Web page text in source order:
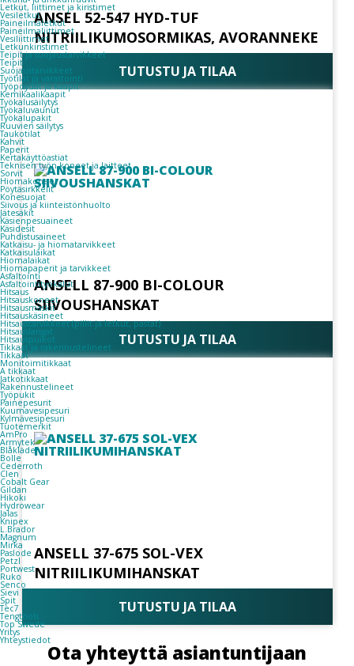
Letkut, liittimet ja kiristimet
Vesiletkut
Paineilmaletkut
Paineilmaliittimet
Vesiliittimet
Letkunkiristimet
Teipit ja suojaustarvikkeet
Teipit
Suojaustarvikkeet
Työtilat ja varastointi
Työpöydät ja kaapit
Kemikaalikaapit
Työkalusäilytys
Työkaluvaunut
Työkalupakit
Ruuvien säilytys
Taukotilat
Kahvit
Paperit
Kertakäyttöastiat
Teknisen työn koneet ja laitteet
Sorvit
Hiomakoneet
Pöytäsirkkelit
Konesuojat
Siivous ja kiinteistönhuolto
Jätesäkit
Käsienpesuaineet
Käsidesit
Puhdistusaineet
Katkaisu- ja hiomatarvikkeet
Katkaisulaikat
Hiomalaikat
Hiomapaperit ja tarvikkeet
Asfaltointi
Asfaltointityökalut
Hitsaus
Hitsauskoneet
Hitsausmaskit
Hitsauskäsineet
Hitsaustarvikkeet (pillit ja letkut, pastat)
Hitsauslangat
Hitsauspuikot
Tikkaat ja rakennustelineet
Tikkaat
Monitoimitikkaat
A tikkaat
Jatkotikkaat
Rakennustelineet
Työpukit
Painepesurit
Kuumavesipesuri
Kylmävesipesuri
Tuotemerkit
AmPro
Armytek
Blåkläder
Bolle
Cederroth
Clen
Cobalt Gear
Gildan
Hikoki
Hydrowear
Jalas
Knipex
L.Brador
Magnum
Mirka
Paslode
Petzl
Portwest
Ruko
Senco
Sievi
Spit
Tec7
Tengtools
Top Swede
Yritys
Yhteystiedot
ANSEL 52-547 HYD-TUF
NITRIILIKUMOSORMIKAS, AVORANNEKE
TUTUSTU JA TILAA
ANSELL 87-900 BI-COLOUR
SIIVOUSHANSKAT
TUTUSTU JA TILAA
ANSELL 37-675 SOL-VEX
NITRIILIKUMIHANSKAT
TUTUSTU JA TILAA
Ota yhteyttä asiantuntijaan